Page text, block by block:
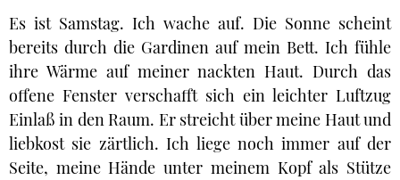
Es ist Samstag. Ich wache auf. Die Sonne scheint
bereits durch die Gardinen auf mein Bett. Ich fühle
ihre Wärme auf meiner nackten Haut. Durch das
offene Fenster verschafft sich ein leichter Luftzug
Einlaß in den Raum. Er streicht über meine Haut und
liebkost sie zärtlich. Ich liege noch immer auf der
Seite, meine Hände unter meinem Kopf als Stütze